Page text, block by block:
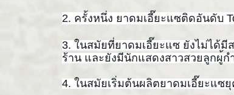
2. ครั้งหนึ่ง ยาดมเอี๊ยะแซติดอันดับ
3. ในสมัยที่ยาดมเอี๊ยะแซ ยังไม่ได้มี
ร้าน และยังมีนักแสดงสาวสวยลูกผูก
4. ในสมัยเริ่มต้นผลิตยาดมเอี๊ยะแซยุ